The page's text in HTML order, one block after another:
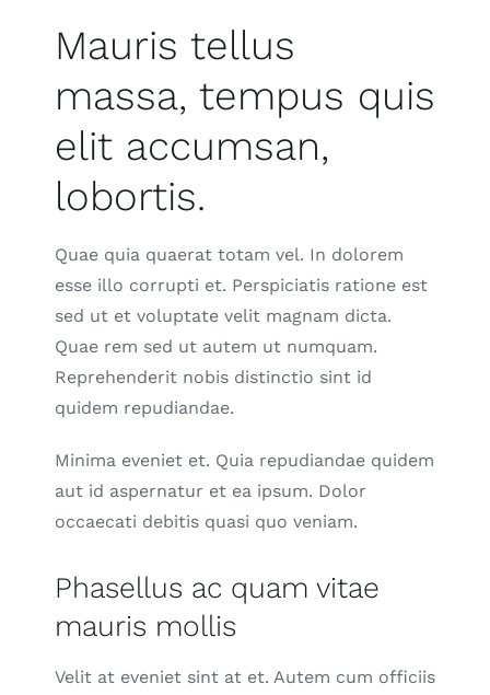
Mauris tellus
massa, tempus quis
elit accumsan,
lobortis.
Quae quia quaerat totam vel. In dolorem
esse illo corrupti et. Perspiciatis ratione est
sed ut et voluptate velit magnam dicta.
Quae rem sed ut autem ut numquam.
Reprehenderit nobis distinctio sint id
quidem repudiandae.
Minima eveniet et. Quia repudiandae quidem
aut id aspernatur et ea ipsum. Dolor
occaecati debitis quasi quo veniam.
Phasellus ac quam vitae
mauris mollis
Velit at eveniet sint at et. Autem cum officiis